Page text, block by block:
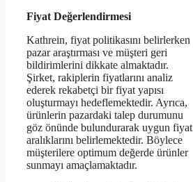
Fiyat Değerlendirmesi
Kathrein, fiyat politikasını belirlerken
pazar araştırması ve müşteri geri
bildirimlerini dikkate almaktadır.
Şirket, rakiplerin fiyatlarını analiz
ederek rekabetçi bir fiyat yapısı
oluşturmayı hedeflemektedir. Ayrıca,
ürünlerin pazardaki talep durumunu
göz önünde bulundurarak uygun fiyat
aralıklarını belirlemektedir. Böylece
müşterilere optimum değerde ürünler
sunmayı amaçlamaktadır.